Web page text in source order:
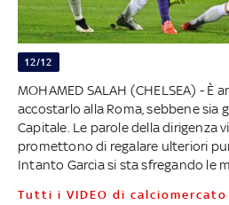
12/12
MOHAMED SALAH (CHELSEA) - È
accostarlo alla Roma, sebbene sia
Capitale. Le parole della dirigenza
promettono di regalare ulteriori
Intanto Garcia si sta sfregando le
Tutti i VIDEO di calciomercato